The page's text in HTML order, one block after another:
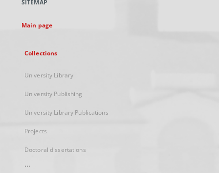
new
SITEMAP
Main page
Collections
University Library
University Publishing
University Library Publications
Projects
Doctoral dissertations
...